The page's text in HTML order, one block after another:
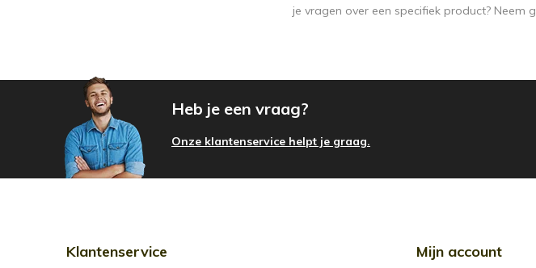
je vragen over een specifiek product? Neem
Heb je een vraag?
Onze klantenservice helpt je graag.
Klantenservice Mijn account